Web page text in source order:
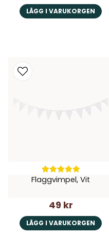
LÄGG I VARUKORGEN
Flaggvimpel, Vit
49 kr
LÄGG I VARUKORGEN